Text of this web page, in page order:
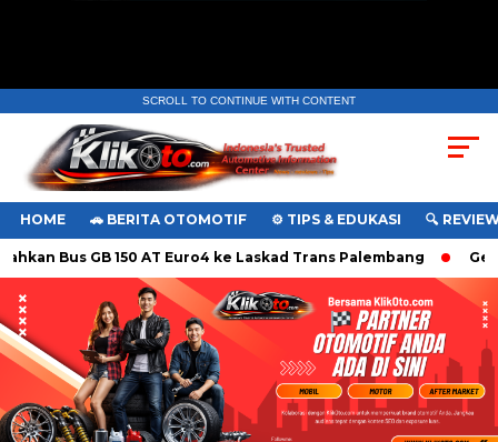
SCROLL TO CONTINUE WITH CONTENT
HOME 🚗 BERITA OTOMOTIF ⚙️ TIPS & EDUKASI 🔍
Bus GB 150 AT Euro4 ke Laskad Trans Palembang